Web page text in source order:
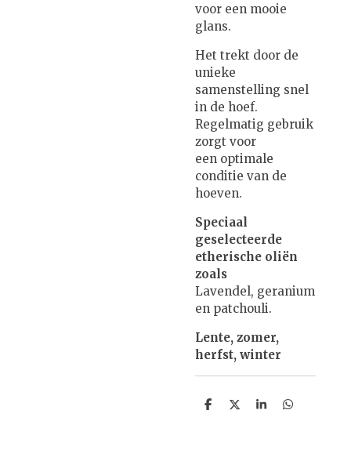
voor een mooie
glans.
Het trekt door de
unieke
samenstelling snel
in de hoef.
Regelmatig gebruik
zorgt voor
een optimale
conditie van de
hoeven.
Speciaal
geselecteerde
etherische oliën
zoals
Lavendel, geranium
en patchouli.
Lente, zomer,
herfst, winter
D
D
S
D